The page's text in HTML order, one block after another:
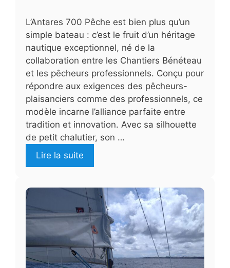
L’Antares 700 Pêche est bien plus qu’un
simple bateau : c’est le fruit d’un héritage
nautique exceptionnel, né de la
collaboration entre les Chantiers Bénéteau
et les pêcheurs professionnels. Conçu pour
répondre aux exigences des pêcheurs-
plaisanciers comme des professionnels, ce
modèle incarne l’alliance parfaite entre
tradition et innovation. Avec sa silhouette
de petit chalutier, son …
Lire la suite